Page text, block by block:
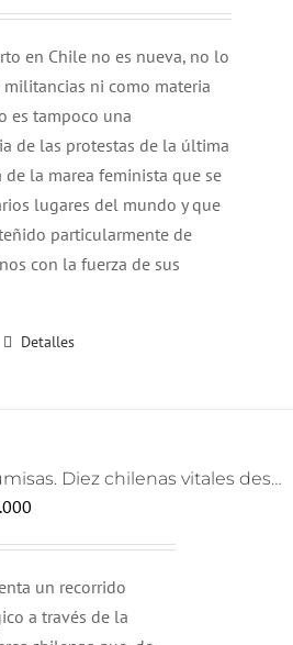
era:
$ 15.000.
es:
$ 13.000.
en Chile no es nueva, no lo
ni como materia
es tampoco una
de las protestas de la última
la marea feminista que se
lugares del mundo y que
particularmente de
con la fuerza de sus
Detalles
Insumisas. Diez chilenas vitales desde la disidencia
un recorrido
a través de la